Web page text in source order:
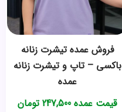
فروش عمده تیشرت زنانه
باکسی – تاپ و تیشرت زنانه
عمده
قیمت عمده247,500 تومان